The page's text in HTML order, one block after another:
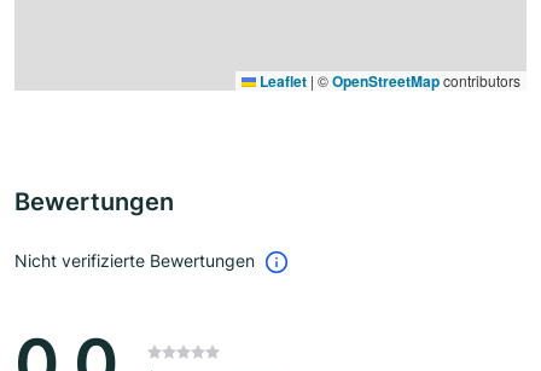
Leaflet | ©OpenStreetMapcontributors
Bewertungen
Nicht verifizierte Bewertungen